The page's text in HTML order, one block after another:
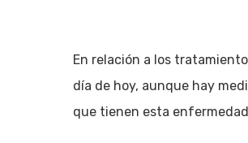
En relación a los
día de hoy, aunque hay
que tienen esta